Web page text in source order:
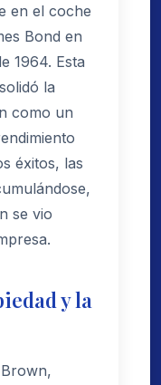
en el coche
Bond en
1964. Esta
la
como un
éxitos, las
se vio
y la